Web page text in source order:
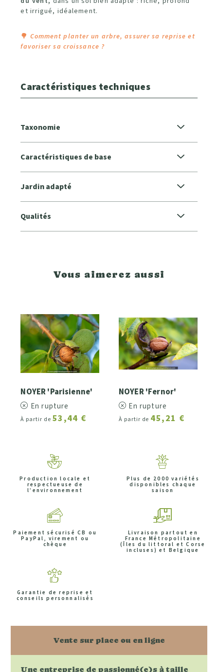
et irrigué, idéalement.
🌳 Comment planter un arbre, assurer sa reprise et
favoriser sa croissance ?
Caractéristiques techniques
Taxonomie
Caractéristiques de base
Jardin adapté
Qualités
Vous aimerez aussi
NOYER 'Parisienne'
En rupture
À partir de 53,44 €
NOYER 'Fernor'
En rupture
À partir de 45,21 €
Production locale et
respectueuse de
l’environnement
Plus de 2000 variétés
disponibles chaque
saison
Paiement sécurisé CB ou
PayPal, virement ou
chèque
Livraison partout en
France Métropolitaine
(Îles du littoral et Corse
incluses) et Belgique
Garantie de reprise et
conseils personnalisés
Vente sur place ou en ligne
Une entreprise de passionné(e)s à taille